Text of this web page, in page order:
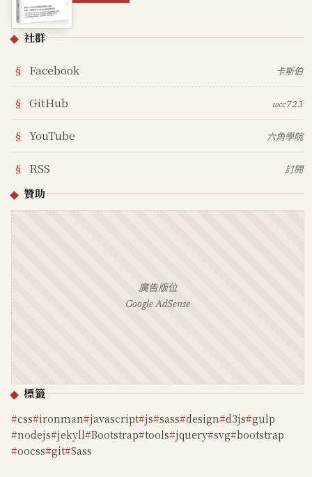
社群
Facebook 卡斯伯
GitHub wcc723
YouTube 六角學院
RSS 訂閱
贊助
廣告版位
Google AdSense
標籤
css ironman javascript js sass design d3js gulp
nodejs jekyll Bootstrap tools jquery svg bootstrap
oocss git Sass